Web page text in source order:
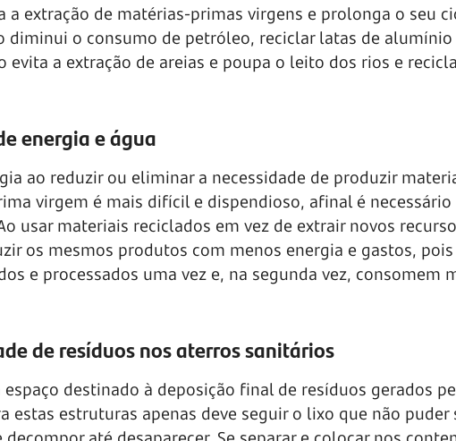
a extração de matérias-primas virgens e prolonga o seu
diminui o consumo de petróleo, reciclar latas de alumínio
evita a extração de areias e poupa o leito dos rios e
energia e água
ao reduzir ou eliminar a necessidade de produzir
virgem é mais difícil e dispendioso, afinal é necessário
usar materiais reciclados em vez de extrair novos
os mesmos produtos com menos energia e gastos,
e processados uma vez e, na segunda vez, consomem
de resíduos nos aterros sanitários
destinado à deposição final de resíduos gerados
estas estruturas apenas deve seguir o lixo que não puder